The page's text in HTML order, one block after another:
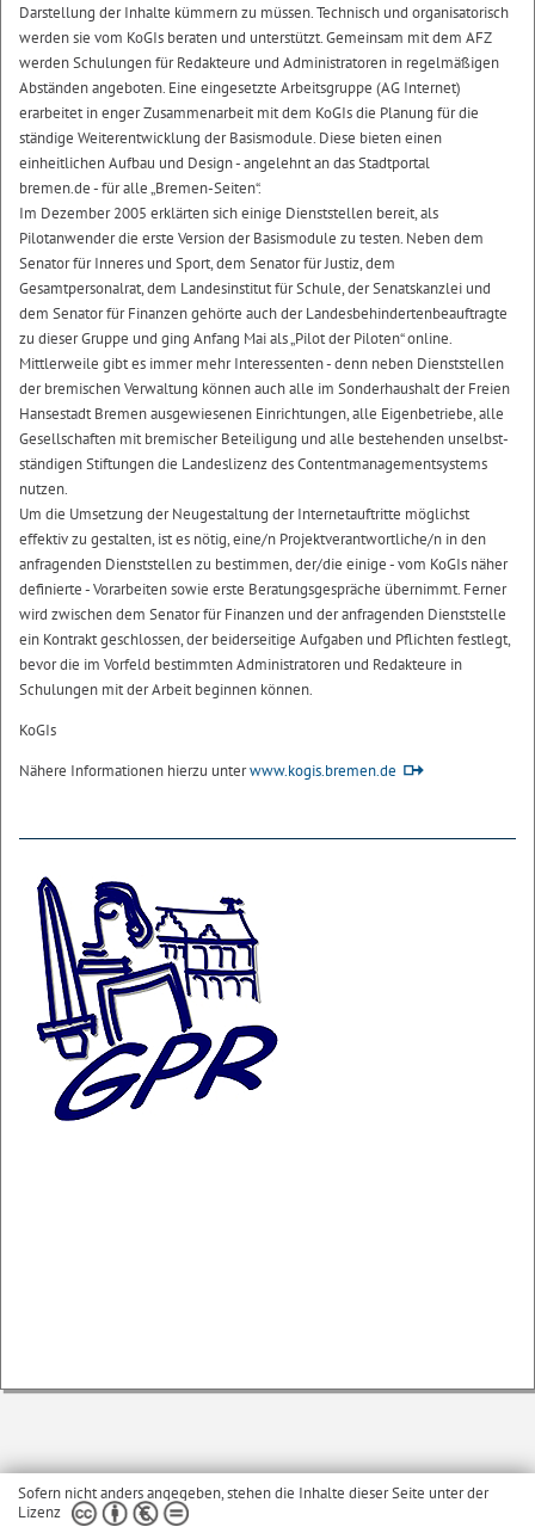
Darstellung der Inhalte kümmern zu müssen. Technisch und organisatorisch
werden sie vom KoGIs beraten und unterstützt. Gemeinsam mit dem AFZ
werden Schulungen für Redakteure und Administratoren in regelmäßigen
Abständen angeboten. Eine eingesetzte Arbeitsgruppe (AG Internet)
erarbeitet in enger Zusammenarbeit mit dem KoGIs die Planung für die
ständige Weiterentwicklung der Basismodule. Diese bieten einen
einheitlichen Aufbau und Design - angelehnt an das Stadtportal
bremen.de - für alle „Bremen-Seiten“.
Im Dezember 2005 erklärten sich einige Dienststellen bereit, als
Pilotanwender die erste Version der Basismodule zu testen. Neben dem
Senator für Inneres und Sport, dem Senator für Justiz, dem
Gesamtpersonalrat, dem Landesinstitut für Schule, der Senatskanzlei und
dem Senator für Finanzen gehörte auch der Landesbehindertenbeauftragte
zu dieser Gruppe und ging Anfang Mai als „Pilot der Piloten“ online.
Mittlerweile gibt es immer mehr Interessenten - denn neben Dienststellen
der bremischen Verwaltung können auch alle im Sonderhaushalt der Freien
Hansestadt Bremen ausgewiesenen Einrichtungen, alle Eigenbetriebe, alle
Gesellschaften mit bremischer Beteiligung und alle bestehenden unselbst-
ständigen Stiftungen die Landeslizenz des Contentmanagementsystems
nutzen.
Um die Umsetzung der Neugestaltung der Internetauftritte möglichst
effektiv zu gestalten, ist es nötig, eine/n Projektverantwortliche/n in den
anfragenden Dienststellen zu bestimmen, der/die einige - vom KoGIs näher
definierte - Vorarbeiten sowie erste Beratungsgespräche übernimmt. Ferner
wird zwischen dem Senator für Finanzen und der anfragenden Dienststelle
ein Kontrakt geschlossen, der beiderseitige Aufgaben und Pflichten festlegt,
bevor die im Vorfeld bestimmten Administratoren und Redakteure in
Schulungen mit der Arbeit beginnen können.
KoGIs
Nähere Informationen hierzu unterwww.kogis.bremen.de
Sofern nicht anders angegeben, stehen die Inhalte dieser Seite unter der
Lizenz